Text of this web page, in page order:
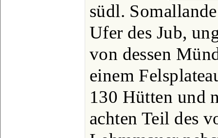
südl.
Ufer des Jub,
von dessen
einem
130 Hütten und
achten Teil des